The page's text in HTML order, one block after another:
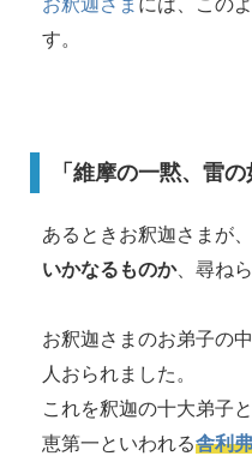
お釈迦さま には、この
す。
「維摩の一黙、雷の
あるときお釈迦さまが
いかなるものか、尋ね
お釈迦さまのお弟子の
人おられました。
これを釈迦の十大弟子
恵第一といわれる舎利弗